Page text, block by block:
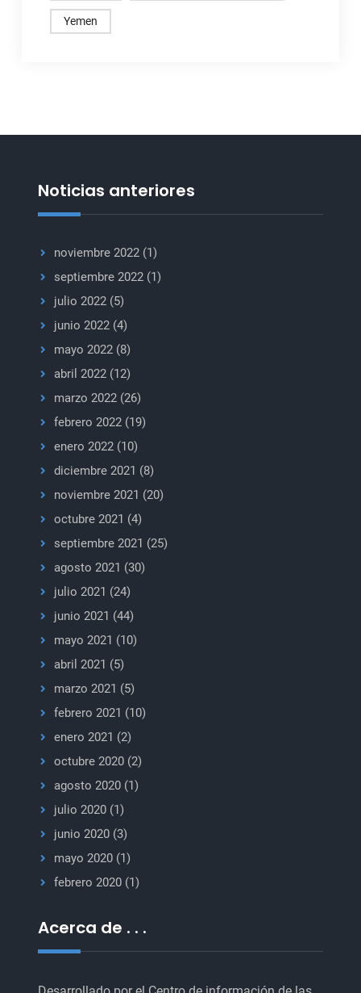
Yemen
Noticias anteriores
noviembre 2022(1)
septiembre 2022(1)
julio 2022(5)
junio 2022(4)
mayo 2022(8)
abril 2022(12)
marzo 2022(26)
febrero 2022(19)
enero 2022(10)
diciembre 2021 (8)
noviembre 2021 (20)
octubre 2021 (4)
septiembre 2021 (25)
agosto 2021 (30)
julio 2021 (24)
junio 2021 (44)
mayo 2021 (10)
abril 2021 (5)
marzo 2021 (5)
febrero 2021 (10)
enero 2021 (2)
octubre 2020(2)
agosto 2020(1)
julio 2020(1)
junio 2020(3)
mayo 2020(1)
febrero 2020(1)
Acerca de . . .